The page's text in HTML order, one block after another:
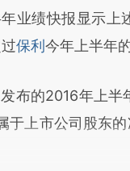
点和立场。推荐
校验。
业绩快报显示上
保利 今年上半年
布的2016年上
于上市公司股东